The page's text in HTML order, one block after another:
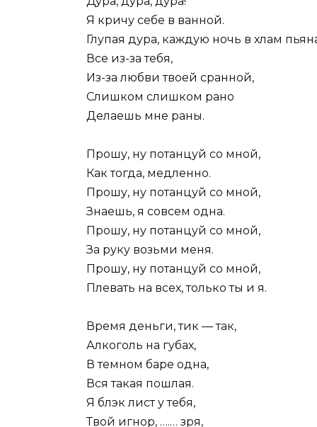
Я кричу себе в ванной.
Глупая дура, каждую ночь в хлам
Все из-за тебя,
Из-за любви твоей сранной,
Слишком слишком рано
Делаешь мне раны.
Прошу, ну потанцуй со мной,
Как тогда, медленно.
Прошу, ну потанцуй со мной,
Знаешь, я совсем одна.
Прошу, ну потанцуй со мной,
За руку возьми меня.
Прошу, ну потанцуй со мной,
Плевать на всех, только ты и я.
Время деньги, тик — так,
Алкоголь на губах,
В темном баре одна,
Вся такая пошлая.
Я блэк лист у тебя,
Твой игнор, ….… зря,